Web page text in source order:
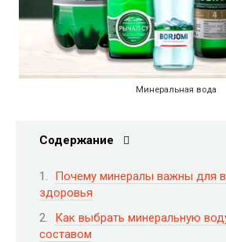
Минеральная вода
Содержание
Почему минералы важны для
здоровья
Как выбрать минеральную
составом